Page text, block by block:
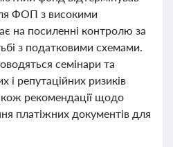
ФОП з високими
на посиленні контролю за
з податковими схемами.
семінари та
і репутаційних ризиків
рекомендації щодо
платіжних документів для